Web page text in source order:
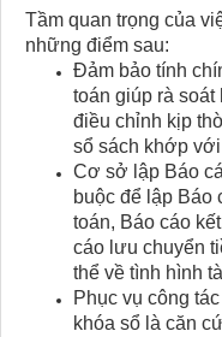
Tầm quan trọng của
những điểm sau:
Đảm bảo tính
toán giúp rà soát
điều chỉnh kịp
sổ sách khớp
Cơ sở lập Báo
buộc để lập Báo
toán, Báo cáo
cáo lưu chuyển
thể về tình hình
Phục vụ công
khóa sổ là căn